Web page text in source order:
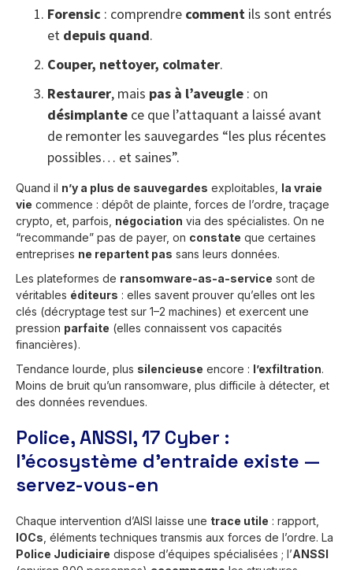
Forensic : comprendre comment ils sont entrés
et depuis quand.
Couper, nettoyer, colmater.
Restaurer, mais pas à l’aveugle : on
désimplante ce que l’attaquant a laissé avant
de remonter les sauvegardes “les plus récentes
possibles… et saines”.
Quand il n’y a plus de sauvegardes exploitables, la vraie
vie commence : dépôt de plainte, forces de l’ordre, traçage
crypto, et, parfois, négociation via des spécialistes. On ne
“recommande” pas de payer, on constate que certaines
entreprises ne repartent pas sans leurs données.
Les plateformes de ransomware-as-a-service sont de
véritables éditeurs : elles savent prouver qu’elles ont les
clés (décryptage test sur 1–2 machines) et exercent une
pression parfaite (elles connaissent vos capacités
financières).
Tendance lourde, plus silencieuse encore : l’exfiltration.
Moins de bruit qu’un ransomware, plus difficile à détecter, et
des données revendues.
Police, ANSSI, 17 Cyber :
l’écosystème d’entraide existe —
servez-vous-en
Chaque intervention d’AISI laisse une trace utile : rapport,
IOCs , éléments techniques transmis aux forces de l’ordre. La
Police Judiciaire dispose d’équipes spécialisées ; l’ANSSI